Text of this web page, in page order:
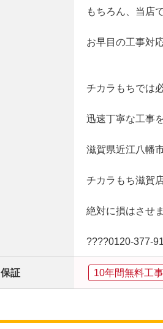
もちろん、当店
お早目の工事対
チカラもちでは
迅速丁寧な工事
滋賀県近江八幡
チカラもち滋賀
絶対に損はさせ
保証 10年間無料工